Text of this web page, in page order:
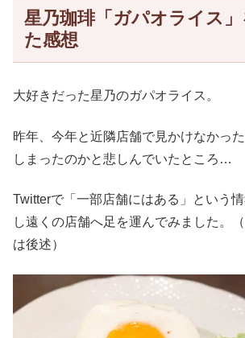
星乃珈琲「ガパオライス
た感想
大好きだった星乃のガパオライス。
昨年、今年と近隣店舗で見かけなかっ
しまったのかと悲しんでいたところ…
Twitterで「一部店舗にはある」という
し遠くの店舗へ足を運んでみました。
は後述）